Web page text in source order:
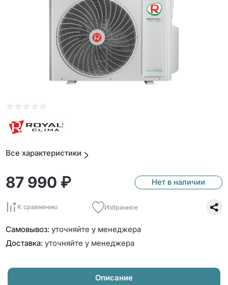
Все характеристики
87 990 ₽ Нет в наличии
К сравнению Избранное
Самовывоз: уточняйте у менеджера
Доставка: уточняйте у менеджера
Описание